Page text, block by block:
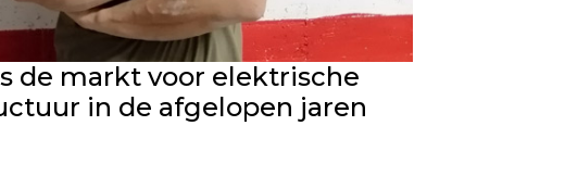
de markt voor elektrische
in de afgelopen jaren